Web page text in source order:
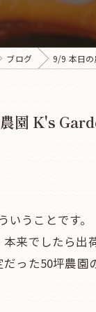
ブログ 9/9 本日の
園 K's
うことです。
来でしたら
った50坪農